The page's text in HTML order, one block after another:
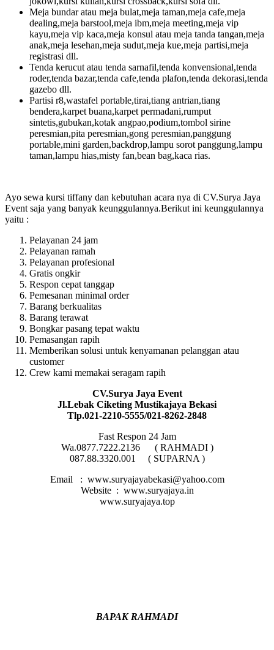
Meja bundar atau meja bulat,meja taman,meja cafe,meja
dealing,meja barstool,meja ibm,meja meeting,meja vip
kayu,meja vip kaca,meja konsul atau meja tanda tangan,meja
anak,meja lesehan,meja sudut,meja kue,meja partisi,meja
registrasi dll.
Tenda kerucut atau tenda sarnafil,tenda konvensional,tenda
roder,tenda bazar,tenda cafe,tenda plafon,tenda dekorasi,tenda
gazebo dll.
Partisi r8,wastafel portable,tirai,tiang antrian,tiang
bendera,karpet buana,karpet permadani,rumput
sintetis,gubukan,kotak angpao,podium,tombol sirine
peresmian,pita peresmian,gong peresmian,panggung
portable,mini garden,backdrop,lampu sorot panggung,lampu
taman,lampu hias,misty fan,bean bag,kaca rias.
Ayo sewa kursi tiffany dan kebutuhan acara nya di CV.Surya Jaya
Event saja yang banyak keunggulannya.Berikut ini keunggulannya
yaitu :
Pelayanan 24 jam
Pelayanan ramah
Pelayanan profesional
Gratis ongkir
Respon cepat tanggap
Pemesanan minimal order
Barang berkualitas
Barang terawat
Bongkar pasang tepat waktu
Pemasangan rapih
Memberikan solusi untuk kenyamanan pelanggan atau
customer
Crew kami memakai seragam rapih
CV.Surya Jaya Event
Jl.Lebak Ciketing Mustikajaya Bekasi
Tlp.021-2210-5555/021-8262-2848
Fast Respon 24 Jam
Wa.0877.7222.2136 ( RAHMADI )
087.88.3320.001 ( SUPARNA )
Email : www.suryajayabekasi@yahoo.com
Website : www.suryajaya.in
www.suryajaya.top
BAPAK RAHMADI